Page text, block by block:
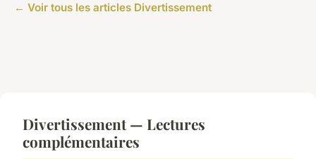
← Voir tous les articles Divertissement
Divertissement — Lectures
complémentaires